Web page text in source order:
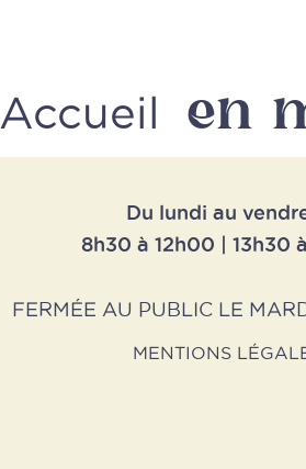
Accueil en
Du lundi au
8h30 à 12h00 | 13h30
FERMÉE AU PUBLIC LE
MENTIONS